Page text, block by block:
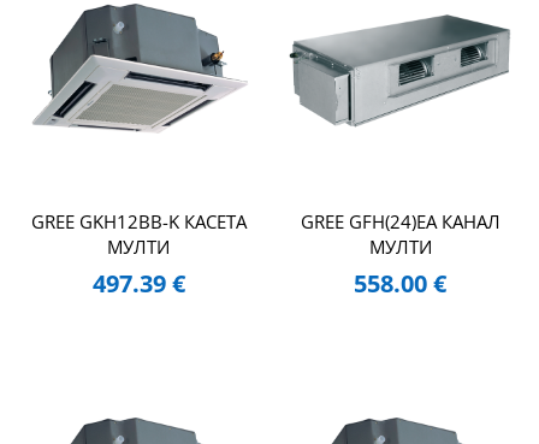
GREE GKH12BB-K КАСЕТА
МУЛТИ
497.39€
GREE GFH(24)EA КАНАЛ
МУЛТИ
558.00€